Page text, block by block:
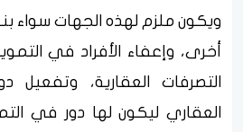
ويكون ملزم لهذه الجهات سواء
أخرى، وإعفاء الأفراد في
التصرفات العقارية، وتفعيل
العقاري ليكون لها دور في